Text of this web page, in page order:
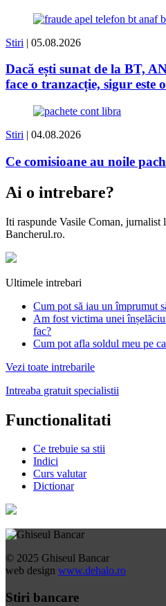
Stiri | 05.08.2026
Dacă ești sunat de la BT,
face o tranzacție, sigur este
Stiri | 04.08.2026
Ce comisioane au noile
Ai o intrebare?
Iti raspunde Vasile Coman, jurnalist
Bancherul.ro.
Ultimele intrebari
Cum pot să iau un împrumut
Am fost victima unei
fac?
Cum pot afla soldul meu pe
Vezi toate intrebarile
Intreaba gratuit specialistii
Functionalitati
Ce trebuie sa stii
Indici
Curs valutar
Dictionar
© 2025 Ghiseul Bancar
web design www.dehalo.ro
Stiri bancare